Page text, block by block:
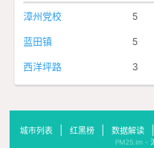
漳州党校
蓝田镇
西洋坪路
5
5
3
城市列表 红黑榜 数据解读
PM25.im -